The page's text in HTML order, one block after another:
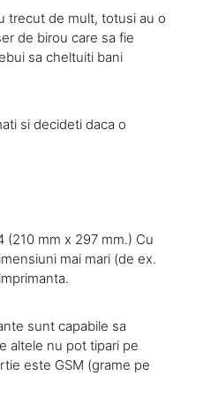
trecut de mult, totusi au o
de birou care sa fie
sa cheltuiti bani
si decideti daca o
mm x 297 mm.) Cu
mai mari (de ex.
sunt capabile sa
altele nu pot tipari pe
este GSM (grame pe